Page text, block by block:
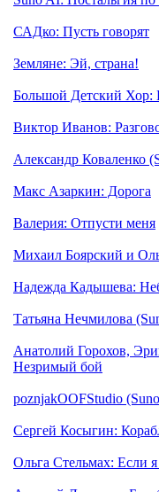
САДко: Пусть говорят
Земляне: Эй, страна!
Большой Детский Хор:
Виктор Иванов:
Александр Коваленко
Макс Азаркин: Дорога
Валерия: Отпусти меня
Михаил Боярский и
Надежда Кадышева:
Татьяна Нечмилова
Анатолий Горохов,
Незримый бой
poznjakOOFStudio
Сергей Косыгин:
Ольга Стельмах: Если я